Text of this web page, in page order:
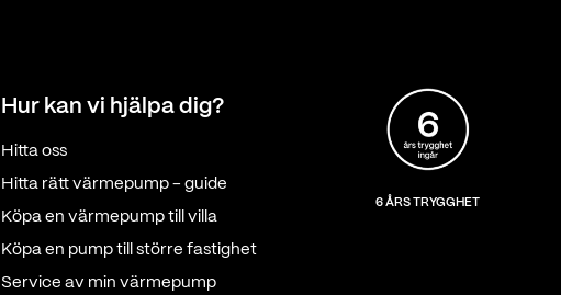
Hur kan vi hjälpa dig?
Hitta oss
Hitta rätt värmepump - guide
Köpa en värmepump till villa
Köpa en pump till större fastighet
Service av min värmepump
6 ÅRS TRYGGHET